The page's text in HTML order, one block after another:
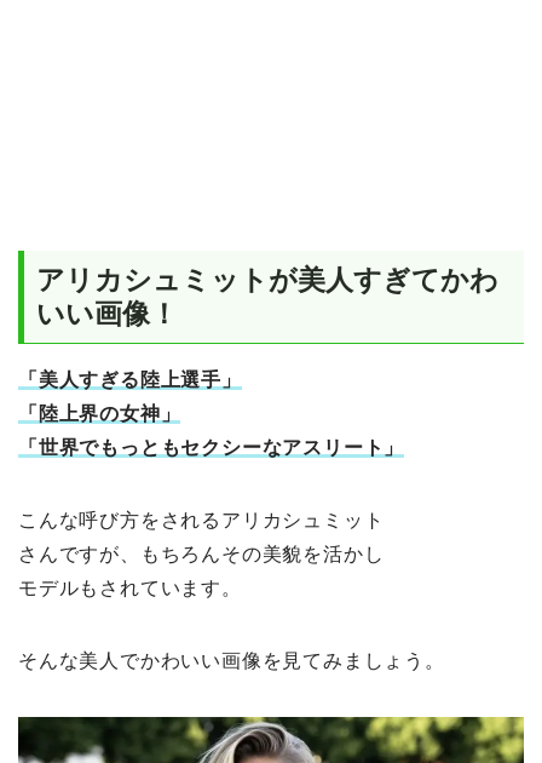
アリカシュミットが美人すぎてかわ
いい画像！
「美人すぎる陸上選手」
「陸上界の女神」
「世界でもっともセクシーなアスリート」
こんな呼び方をされるアリカシュミット
さんですが、もちろんその美貌を活かし
モデルもされています。
そんな美人でかわいい画像を見てみましょう。